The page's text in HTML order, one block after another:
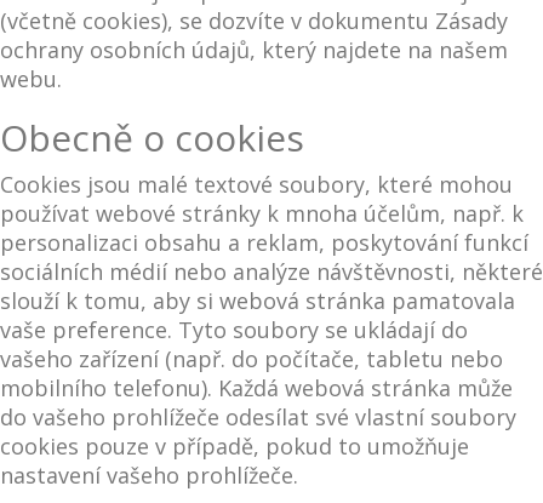
(včetně cookies), se dozvíte v dokumentu Zásady
ochrany osobních údajů, který najdete na našem
webu.
Obecně o cookies
Cookies jsou malé textové soubory, které mohou
používat webové stránky k mnoha účelům, např. k
personalizaci obsahu a reklam, poskytování funkcí
sociálních médií nebo analýze návštěvnosti, některé
slouží k tomu, aby si webová stránka pamatovala
vaše preference. Tyto soubory se ukládají do
vašeho zařízení (např. do počítače, tabletu nebo
mobilního telefonu). Každá webová stránka může
do vašeho prohlížeče odesílat své vlastní soubory
cookies pouze v případě, pokud to umožňuje
nastavení vašeho prohlížeče.